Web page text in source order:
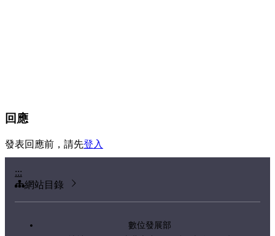
回應
發表回應前，請先登入
:::
網站目錄
數位發展部